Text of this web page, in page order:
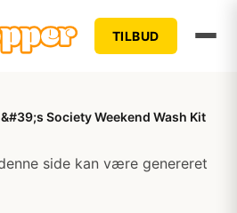
TILBUD
Society Weekend Wash Kit
side kan være genereret